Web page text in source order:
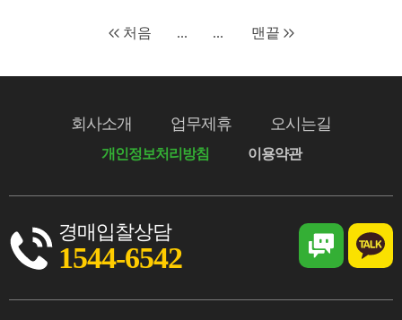
처음 ... ... 맨끝
회사소개 업무제휴 오시는길
개인정보처리방침 이용약관
경매입찰상담
1544-6542